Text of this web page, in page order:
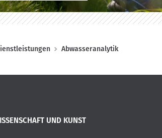
Abwasseranalytik
UND KUNST